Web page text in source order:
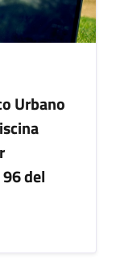
Urbano
del